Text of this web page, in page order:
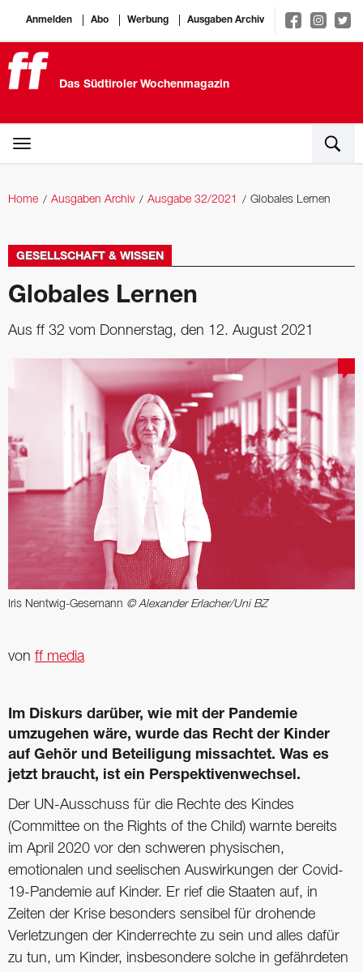
Anmelden Abo Werbung Ausgaben Archiv
Das Südtiroler Wochenmagazin
Home Ausgaben Archiv Ausgabe 32/2021 Globales Lernen
GESELLSCHAFT & WISSEN
Globales Lernen
Aus ff 32 vom Donnerstag, den 12. August 2021
Iris Nentwig-Gesemann © Alexander Erlacher/Uni BZ
von ff media
Im Diskurs darüber, wie mit der Pandemie
umzugehen wäre, wurde das Recht der Kinder
auf Gehör und Beteiligung missachtet. Was es
jetzt braucht, ist ein Perspektivenwechsel.
Der UN-Ausschuss für die Rechte des Kindes
(Committee on the Rights of the Child) warnte bereits
im April 2020 vor den schweren physischen,
emotionalen und seelischen Auswirkungen der Covid-
19-Pandemie auf Kinder. Er rief die Staaten auf, in
Zeiten der Krise besonders sensibel für drohende
Verletzungen der Kinderrechte zu sein und alles dafür
zu tun, um Kinder, insbesondere solche in gefährdeten